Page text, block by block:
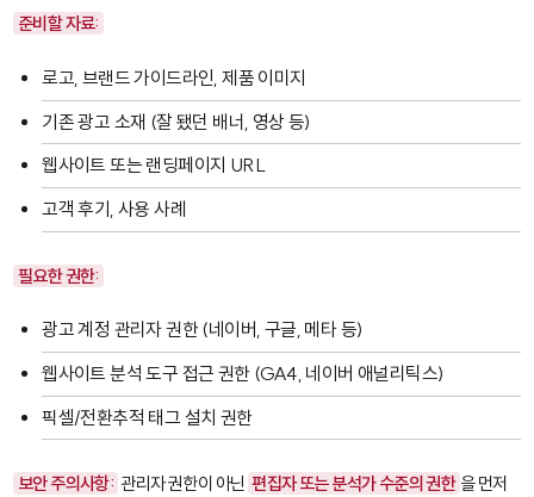
준비할 자료:
로고, 브랜드 가이드라인, 제품 이미지
기존 광고 소재 (잘 됐던 배너, 영상 등)
웹사이트 또는 랜딩페이지 URL
고객 후기, 사용 사례
필요한 권한:
광고 계정 관리자 권한 (네이버, 구글, 메타 등)
웹사이트 분석 도구 접근 권한 (GA4, 네이버 애널리틱스)
픽셀/전환추적 태그 설치 권한
보안 주의사항: 관리자 권한이 아닌 편집자 또는 분석가 수준의 권한 을 먼저